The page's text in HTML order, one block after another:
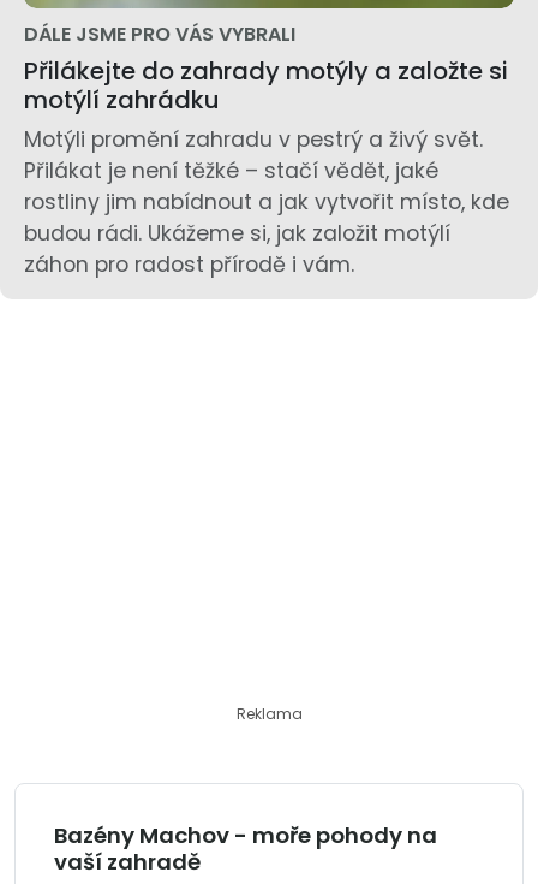
DÁLE JSME PRO VÁS VYBRALI
Přilákejte do zahrady motýly a založte si
motýlí zahrádku
Motýli promění zahradu v pestrý a živý svět.
Přilákat je není těžké – stačí vědět, jaké
rostliny jim nabídnout a jak vytvořit místo, kde
budou rádi. Ukážeme si, jak založit motýlí
záhon pro radost přírodě i vám.
Reklama
Bazény Machov - moře pohody na
vaší zahradě